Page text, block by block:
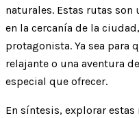
naturales. Estas rutas
en la cercanía de la
protagonista. Ya sea para
relajante o una aventura
especial que ofrecer.
En síntesis, explorar